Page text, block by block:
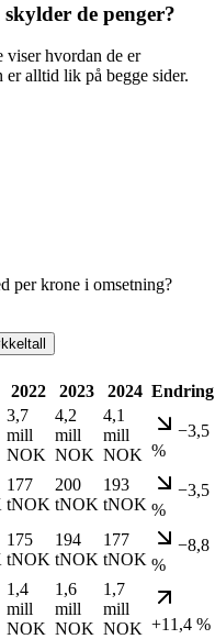
de penger?
viser hvordan de er
alltid lik på begge sider.
per krone i omsetning?
2022 2023 2024 Endring
3,7
mill
NOK
4,2
mill
NOK
4,1
mill
NOK
−3,5
%
177
tNOK
200
tNOK
193
tNOK
−3,5
%
175
tNOK
194
tNOK
177
tNOK
−8,8
%
1,4
mill
NOK
1,6
mill
NOK
1,7
mill
NOK +11,4 %